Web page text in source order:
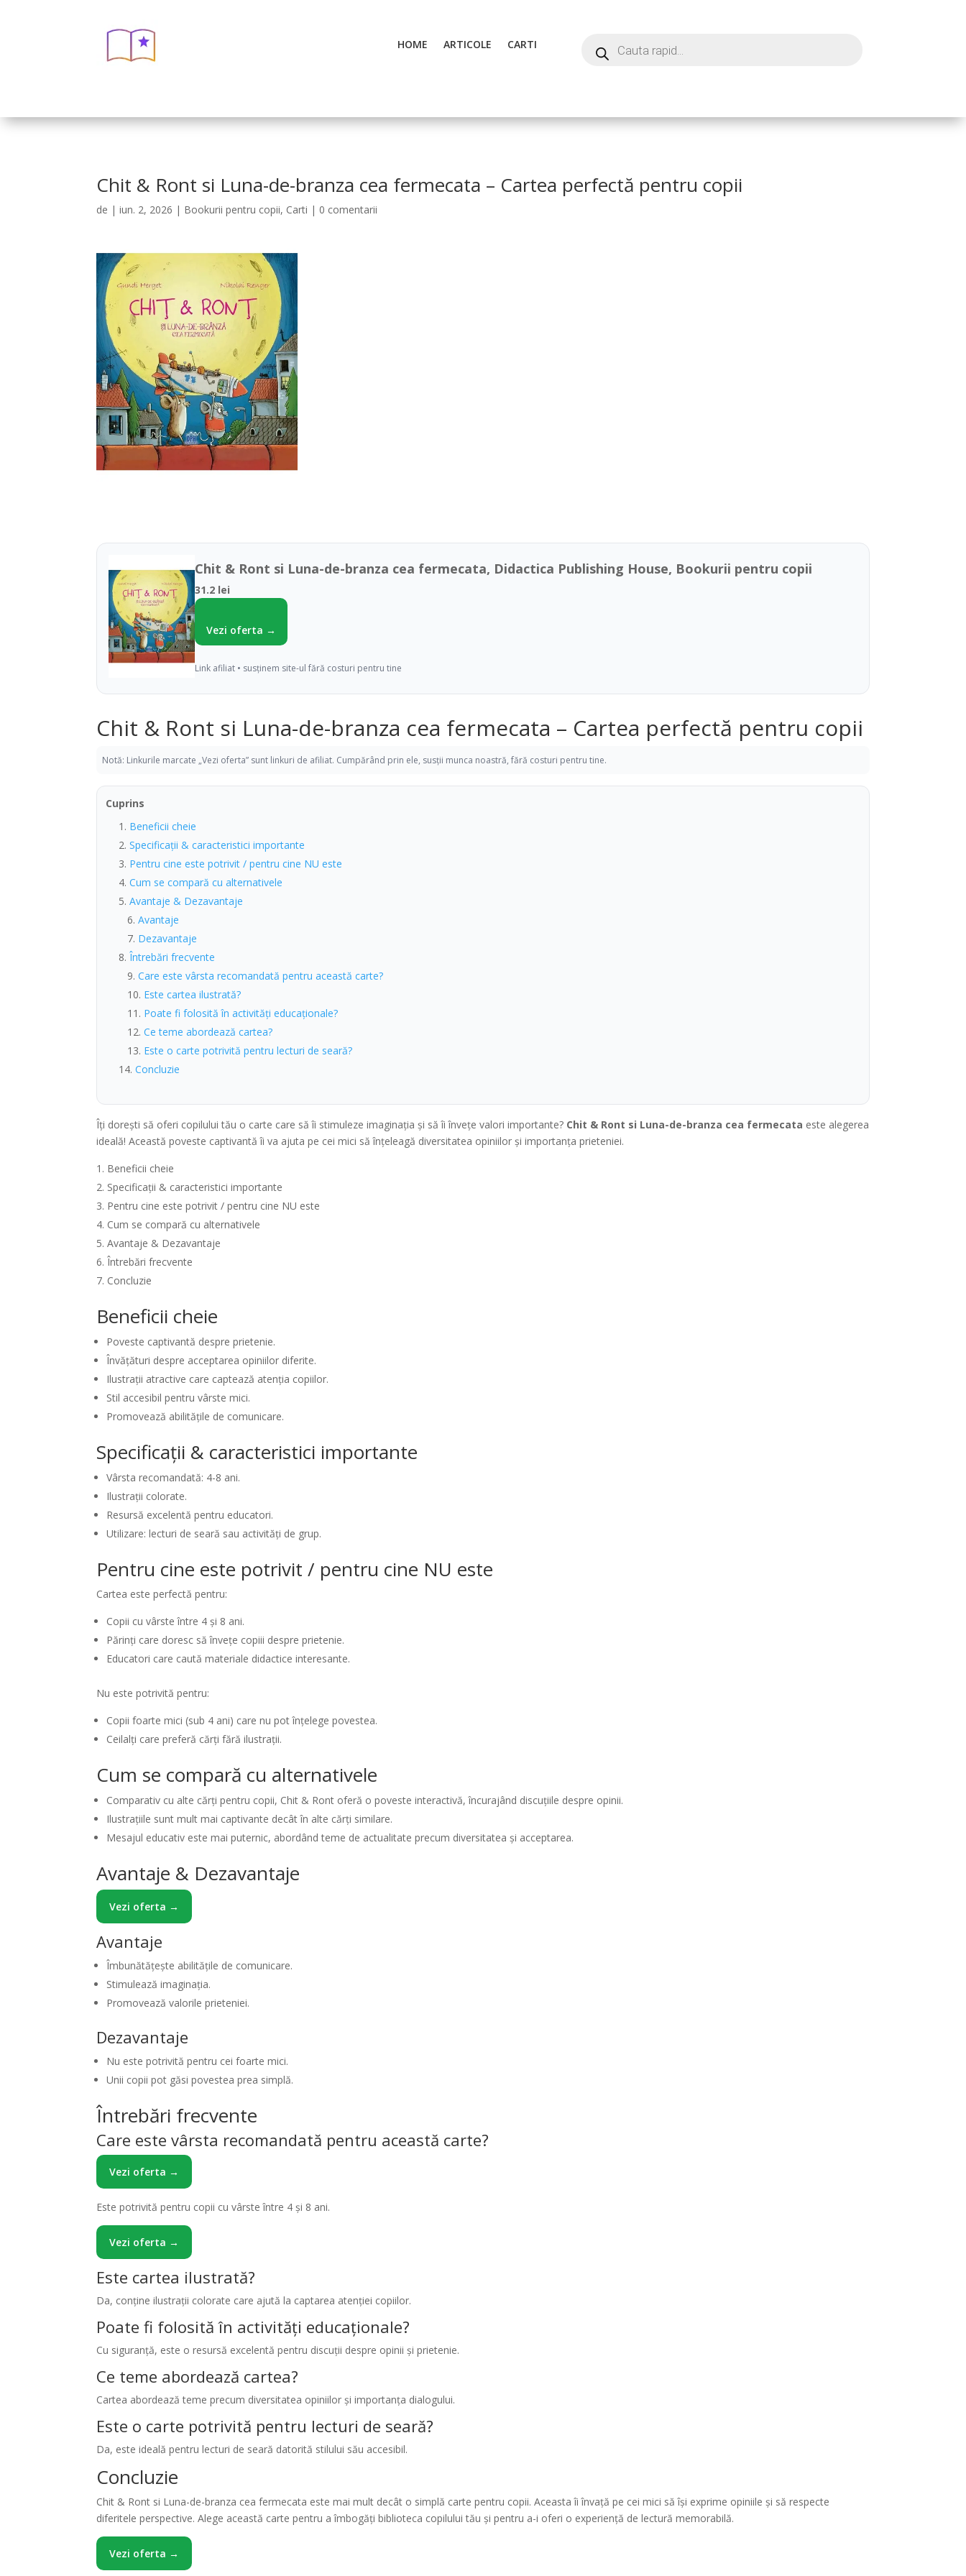
HOME ARTICOLE CARTI
Chit & Ront si Luna-de-branza cea fermecata – Cartea perfectă pentru copii
de |iun. 2, 2026 | Bookurii pentru copii, Carti | 0 comentarii
Chit & Ront si Luna-de-branza cea fermecata, Didactica Publishing House, Bookurii pentru copii
31.2 lei
Vezi oferta →
Link afiliat • susținem site-ul fără costuri pentru tine
Chit & Ront si Luna-de-branza cea fermecata – Cartea perfectă pentru copii
Notă: Linkurile marcate „Vezi oferta” sunt linkuri de afiliat. Cumpărând prin ele, susții munca noastră, fără costuri pentru tine.
Cuprins
Beneficii cheie
Specificații & caracteristici importante
Pentru cine este potrivit / pentru cine NU este
Cum se compară cu alternativele
Avantaje & Dezavantaje
Avantaje
Dezavantaje
Întrebări frecvente
Care este vârsta recomandată pentru această carte?
Este cartea ilustrată?
Poate fi folosită în activități educaționale?
Ce teme abordează cartea?
Este o carte potrivită pentru lecturi de seară?
Concluzie
Îți dorești să oferi copilului tău o carte care să îi stimuleze imaginația și să îi învețe valori importante? Chit & Ront si Luna-de-branza cea fermecata este alegerea
ideală! Această poveste captivantă îi va ajuta pe cei mici să înțeleagă diversitatea opiniilor și importanța prieteniei.
Beneficii cheie
Specificații & caracteristici importante
Pentru cine este potrivit / pentru cine NU este
Cum se compară cu alternativele
Avantaje & Dezavantaje
Întrebări frecvente
Concluzie
Beneficii cheie
Poveste captivantă despre prietenie.
Învățături despre acceptarea opiniilor diferite.
Ilustrații atractive care captează atenția copiilor.
Stil accesibil pentru vârste mici.
Promovează abilitățile de comunicare.
Specificații & caracteristici importante
Vârsta recomandată: 4-8 ani.
Ilustrații colorate.
Resursă excelentă pentru educatori.
Utilizare: lecturi de seară sau activități de grup.
Pentru cine este potrivit / pentru cine NU este
Cartea este perfectă pentru:
Copii cu vârste între 4 și 8 ani.
Părinți care doresc să învețe copiii despre prietenie.
Educatori care caută materiale didactice interesante.
Nu este potrivită pentru:
Copii foarte mici (sub 4 ani) care nu pot înțelege povestea.
Ceilalți care preferă cărți fără ilustrații.
Cum se compară cu alternativele
Comparativ cu alte cărți pentru copii, Chit & Ront oferă o poveste interactivă, încurajând discuțiile despre opinii.
Ilustrațiile sunt mult mai captivante decât în alte cărți similare.
Mesajul educativ este mai puternic, abordând teme de actualitate precum diversitatea și acceptarea.
Avantaje & Dezavantaje
Vezi oferta →
Avantaje
Îmbunătățește abilitățile de comunicare.
Stimulează imaginația.
Promovează valorile prieteniei.
Dezavantaje
Nu este potrivită pentru cei foarte mici.
Unii copii pot găsi povestea prea simplă.
Întrebări frecvente
Care este vârsta recomandată pentru această carte?
Vezi oferta →
Este potrivită pentru copii cu vârste între 4 și 8 ani.
Vezi oferta →
Este cartea ilustrată?
Da, conține ilustrații colorate care ajută la captarea atenției copiilor.
Poate fi folosită în activități educaționale?
Cu siguranță, este o resursă excelentă pentru discuții despre opinii și prietenie.
Ce teme abordează cartea?
Cartea abordează teme precum diversitatea opiniilor și importanța dialogului.
Este o carte potrivită pentru lecturi de seară?
Da, este ideală pentru lecturi de seară datorită stilului său accesibil.
Concluzie
Chit & Ront si Luna-de-branza cea fermecata este mai mult decât o simplă carte pentru copii. Aceasta îi învață pe cei mici să își exprime opiniile și să respecte
diferitele perspective. Alege această carte pentru a îmbogăți biblioteca copilului tău și pentru a-i oferi o experiență de lectură memorabilă.
Vezi oferta →